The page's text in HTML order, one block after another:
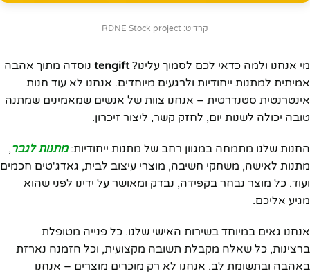
קרדיט: RDNE Stock project
מי אנחנו ולמה כדאי לכם לסמוך עלינו?tengift נוסדה מתוך אהבה
אמיתית למתנות ייחודיות ולרגעים מיוחדים. אנחנו לא עוד חנות
אינטרנטית סטנדרטית – אנחנו צוות של אנשים שמאמינים שמתנה
טובה יכולה לשנות יום, לחזק קשר, ליצור זיכרון.
החנות שלנו מתמחה במגוון רחב של מתנות ייחודיות:מתנות לגבר,
מתנות לאישה, משחקי חשיבה, מוצרי עיצוב לבית, גאדג'טים חכמים
ועוד. כל מוצר נבחר בקפידה, נבדק ומאושר על ידינו לפני שהוא
מגיע אליכם.
אנחנו גאים במיוחד בשירות האישי שלנו. כל פנייה מטופלת
ברצינות, כל שאלה מקבלת תשובה מקצועית, וכל הזמנה נארזת
באהבה ובתשומת לב. אנחנו לא רק מוכרים מוצרים – אנחנו